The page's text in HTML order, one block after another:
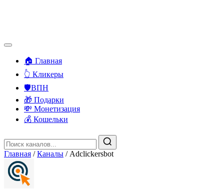
🏠 Главная
👆 Кликеры
🛡️ВПН
🎁 Подарки
💸 Монетизация
💰 Кошельки
Главная / Каналы / Adclickersbot